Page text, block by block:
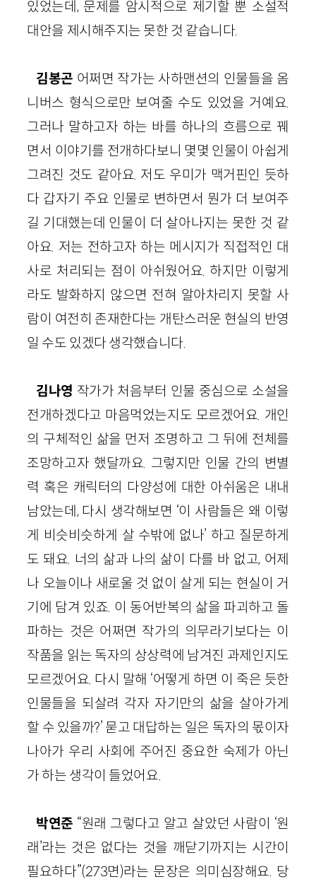
있었는데, 문제를 암시적으로 제기할 뿐 소설적
대안을 제시해주지는 못한 것 같습니다.
김봉곤 어쩌면 작가는 사하맨션의 인물들을 옴
니버스 형식으로만 보여줄 수도 있었을 거예요.
그러나 말하고자 하는 바를 하나의 흐름으로 꿰
면서 이야기를 전개하다보니 몇몇 인물이 아쉽게
그려진 것도 같아요. 저도 우미가 맥거핀인 듯하
다 갑자기 주요 인물로 변하면서 뭔가 더 보여주
길 기대했는데 인물이 더 살아나지는 못한 것 같
아요. 저는 전하고자 하는 메시지가 직접적인 대
사로 처리되는 점이 아쉬웠어요. 하지만 이렇게
라도 발화하지 않으면 전혀 알아차리지 못할 사
람이 여전히 존재한다는 개탄스러운 현실의 반영
일 수도 있겠다 생각했습니다.
김나영 작가가 처음부터 인물 중심으로 소설을
전개하겠다고 마음먹었는지도 모르겠어요. 개인
의 구체적인 삶을 먼저 조명하고 그 뒤에 전체를
조망하고자 했달까요. 그렇지만 인물 간의 변별
력 혹은 캐릭터의 다양성에 대한 아쉬움은 내내
남았는데, 다시 생각해보면 ‘이 사람들은 왜 이렇
게 비슷비슷하게 살 수밖에 없나’ 하고 질문하게
도 돼요. 너의 삶과 나의 삶이 다를 바 없고, 어제
나 오늘이나 새로울 것 없이 살게 되는 현실이 거
기에 담겨 있죠. 이 동어반복의 삶을 파괴하고 돌
파하는 것은 어쩌면 작가의 의무라기보다는 이
작품을 읽는 독자의 상상력에 남겨진 과제인지도
모르겠어요. 다시 말해 ‘어떻게 하면 이 죽은 듯한
인물들을 되살려 각자 자기만의 삶을 살아가게
할 수 있을까?’ 묻고 대답하는 일은 독자의 몫이자
나아가 우리 사회에 주어진 중요한 숙제가 아닌
가 하는 생각이 들었어요.
박연준 “원래 그렇다고 알고 살았던 사람이 ‘원
래’라는 것은 없다는 것을 깨닫기까지는 시간이
필요하다”(273면)라는 문장은 의미심장해요. 당